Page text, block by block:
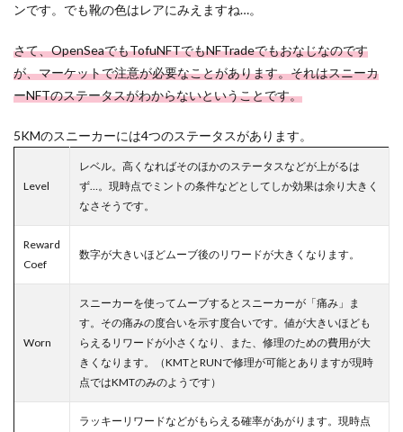
ンです。でも靴の色はレアにみえますね…。
さて、OpenSeaでもTofuNFTでもNFTradeでもおなじなのです
が、マーケットで注意が必要なことがあります。それはスニーカ
ーNFTのステータスがわからないということです。
5KMのスニーカーには4つのステータスがあります。
Level
レベル。高くなればそのほかのステータスなどが上がるは
ず…。現時点でミントの条件などとしてしか効果は余り大きく
なさそうです。
Reward
Coef
数字が大きいほどムーブ後のリワードが大きくなります。
Worn
スニーカーを使ってムーブするとスニーカーが「痛み」ま
す。その痛みの度合いを示す度合いです。値が大きいほども
らえるリワードが小さくなり、また、修理のための費用が大
きくなります。（KMTとRUNで修理が可能とありますが現時
点ではKMTのみのようです）
ラッキーリワードなどがもらえる確率があがります。現時点